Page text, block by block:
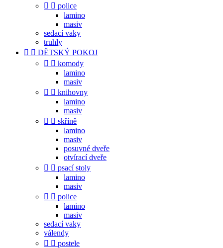
  police
lamino
masiv
sedací vaky
truhly
  DĚTSKÝ POKOJ
  komody
lamino
masiv
  knihovny
lamino
masiv
  skříně
lamino
masiv
posuvné dveře
otvírací dveře
  psací stoly
lamino
masiv
  police
lamino
masiv
sedací vaky
válendy
  postele